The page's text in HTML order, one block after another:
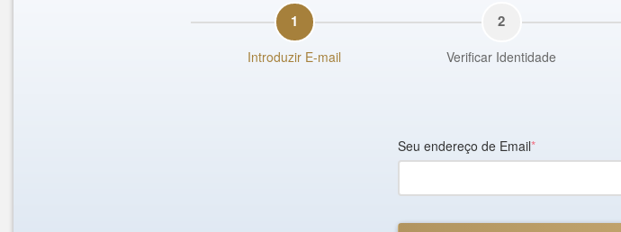
1
Introduzir E-mail
2
Verificar Identidade
Seu endereço de Email*